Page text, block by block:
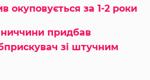
окуповується за 1-2 роки
придбав
зі штучним